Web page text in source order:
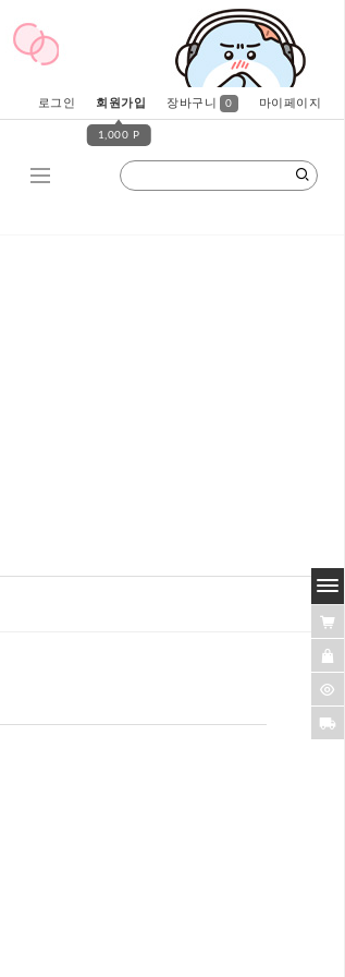
로그인 회원가입
1,000 P
장바구니 0 마이페이지